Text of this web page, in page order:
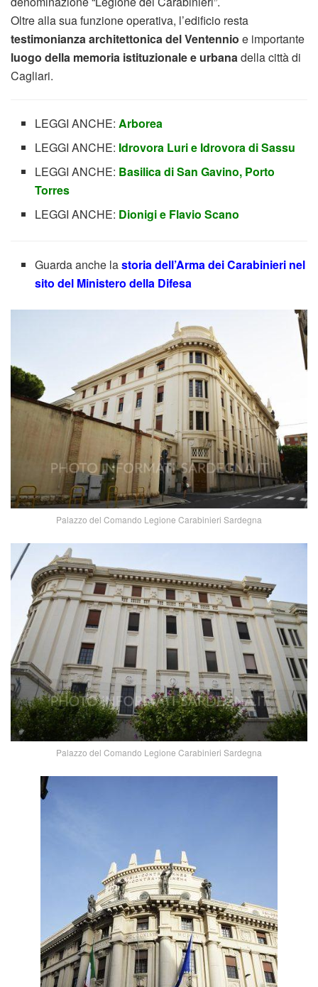
Oltre alla sua funzione operativa, l’edificio resta
testimonianza architettonica del Ventennio e importante
luogo della memoria istituzionale e urbanadella città di
Cagliari.
LEGGI ANCHE:Arborea
LEGGI ANCHE: Idrovora Luri e Idrovora di Sassu
LEGGI ANCHE: Basilica di San Gavino, Porto
Torres
LEGGI ANCHE: Dionigi e Flavio Scano
Guarda anche lastoria dell’Arma dei Carabinieri nel
sito del Ministero della Difesa
Palazzo del Comando Legione Carabinieri Sardegna
Palazzo del Comando Legione Carabinieri Sardegna